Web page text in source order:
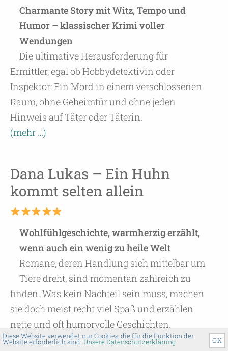
Charmante Story mit Witz, Tempo und
Humor – klassischer Krimi voller
Wendungen
Die ultimative Herausforderung für
Ermittler, egal ob Hobbydetektivin oder
Inspektor: Ein Mord in einem verschlossenen
Raum, ohne Geheimtür und ohne jeden
Hinweis auf Täter oder Täterin.
(mehr …)
Dana Lukas – Ein Huhn
kommt selten allein
Wohlfühlgeschichte, warmherzig erzählt,
wenn auch ein wenig zu heile Welt
Romane, deren Handlung sich mittelbar um
Tiere dreht, sind momentan zahlreich zu
finden. Was kein Nachteil sein muss, machen
sie doch meist recht viel Spaß und erzählen
nette und oft humorvolle Geschichten.
(mehr …)
OK
Diese Website verwendet nur Cookies, die für die Funktion der
Website erforderlich sind. Unsere Datenschutzerklärung